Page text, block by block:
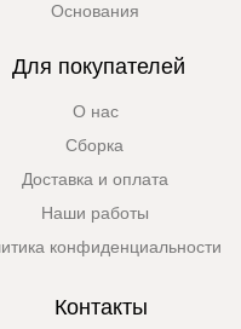
Для покупателей
Контакты
О нас
Доставка и оплата
Наши работы
конфиденциальности
Сборка
Основания